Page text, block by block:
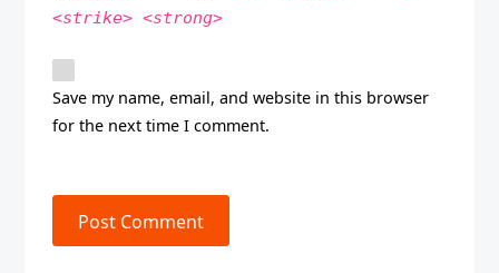
<strike> <strong>
Save my name, email, and website in this browser
for the next time I comment.
Post Comment